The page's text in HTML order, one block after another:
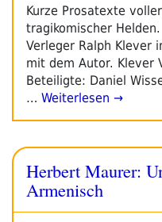
Kurze Prosatexte voller
tragikomischer
Verleger Ralph Klever
mit dem Autor. Klever
Beteiligte: Daniel
… Weiterlesen →
Herbert Maurer:
Armenisch